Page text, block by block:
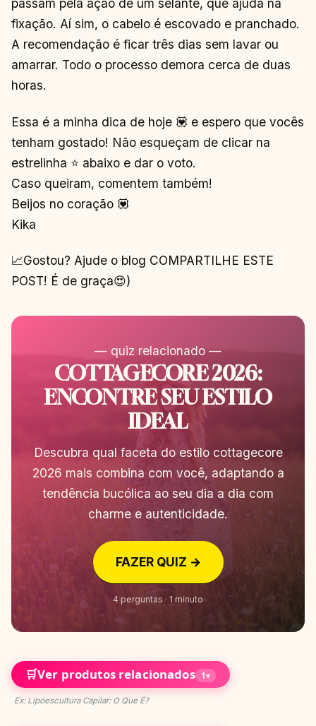
passam pela ação de um selante, que ajuda na
fixação. Aí sim, o cabelo é escovado e pranchado.
A recomendação é ficar três dias sem lavar ou
amarrar. Todo o processo demora cerca de duas
horas.
Essa é a minha dica de hoje 💟 e espero que vocês
tenham gostado! Não esqueçam de clicar na
estrelinha ⭐ abaixo e dar o voto.
Caso queiram, comentem também!
Beijos no coração 💟
Kika
📈Gostou? Ajude o blog COMPARTILHE ESTE
POST! É de graça😍)
— quiz relacionado —
COTTAGECORE 2026:
ENCONTRE SEU ESTILO
IDEAL
Descubra qual faceta do estilo cottagecore
2026 mais combina com você, adaptando a
tendência bucólica ao seu dia a dia com
charme e autenticidade.
FAZER QUIZ →
4 perguntas · 1 minuto
🛒Ver produtos relacionados 1▾
Ex: Lipoescultura Capilar: O Que É?